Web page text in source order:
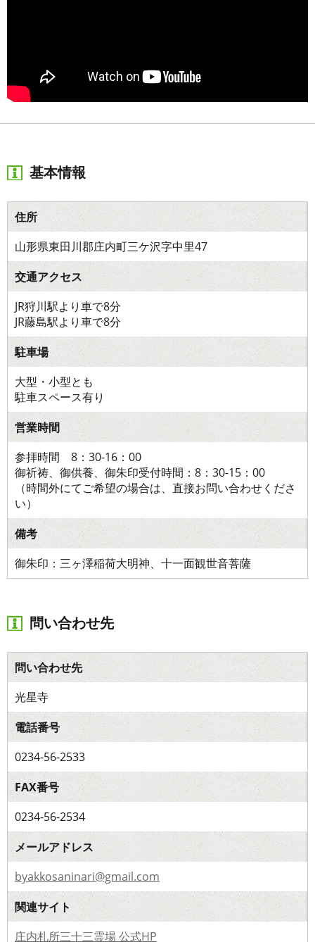
基本情報
住所
山形県東田川郡庄内町三ケ沢字中里47
交通アクセス
JR狩川駅より車で8分
JR藤島駅より車で8分
駐車場
大型・小型とも
駐車スペース有り
営業時間
参拝時間 8：30-16：00
御祈祷、御供養、御朱印受付時間：8：30-15：00
（時間外にてご希望の場合は、直接お問い合わせくださ
い）
備考
御朱印：三ヶ澤稲荷大明神、十一面観世音菩薩
問い合わせ先
問い合わせ先
光星寺
電話番号
0234-56-2533
FAX番号
0234-56-2534
メールアドレス
byakkosaninari@gmail.com
関連サイト
庄内札所三十三霊場 公式HP